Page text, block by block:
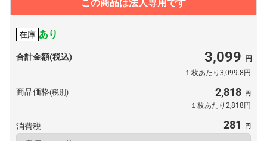
この商品は法人専用です
在庫 あり
合計金額(税込) 3,099
１枚あたり3,099.8円
商品価格(税別) 2,818
１枚あたり2,818円
消費税 281